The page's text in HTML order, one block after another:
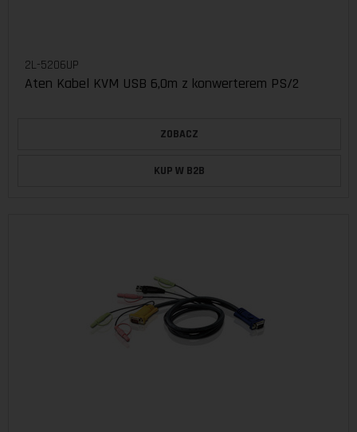
2L-5206UP
Aten Kabel KVM USB 6,0m z konwerterem PS/2
ZOBACZ
KUP W B2B